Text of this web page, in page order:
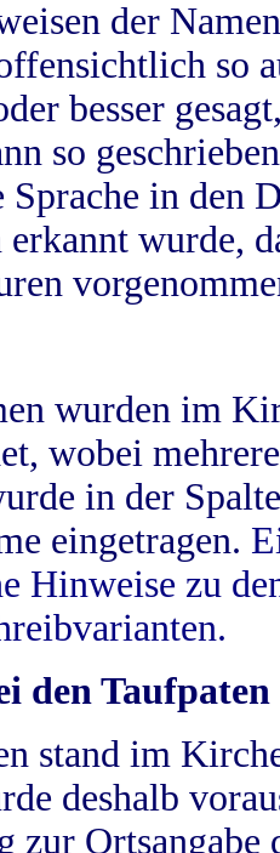
der
so
besser
so
Sprache in
erkannt wurde,
wurden im
wobei
in der
eingetragen.
Hinweise zu
den Taufpaten
stand im
deshalb
zur